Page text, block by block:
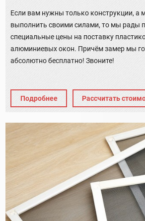
Если вам нужны только конструкции, а
выполнить своими силами, то мы рады
специальные цены на поставку
алюминиевых окон. Причём замер мы
абсолютно бесплатно! Звоните!
Подробнее Рассчитать